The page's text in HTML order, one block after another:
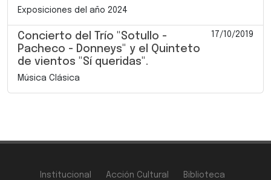
Exposiciones del año 2024
Concierto del Trío "Sotullo -
Pacheco - Donneys" y el Quinteto
de vientos "Sí queridas".
17/10/2019
Música Clásica
Institucional Acción Cultural
Biblioteca